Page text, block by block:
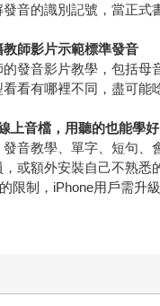
音的識別記號，當正式
師影片示範標準發音
發音影片教學，包括
看有哪裡不同，盡可能
上音檔，用聽的也能學
音教學、單字、短句
或額外安裝自己不熟
限制，iPhone用戶需升